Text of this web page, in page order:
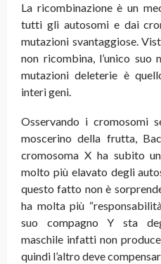
La ricombinazione è un
tutti gli autosomi e dai
mutazioni svantaggiose.
non ricombina, l’unico suo
mutazioni deleterie è
interi geni.
Osservando i cromosomi
moscerino della frutta,
cromosoma X ha subito
molto più elavato degli
questo fatto non è
ha molta più
suo compagno Y sta
maschile infatti non
quindi l’altro deve